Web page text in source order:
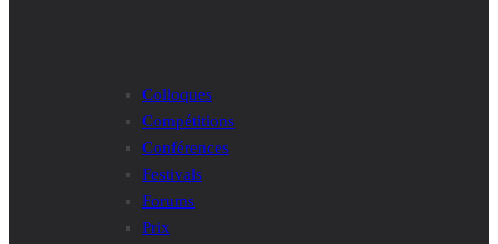
Colloques
Compétitions
Conférences
Festivals
Forums
Prix